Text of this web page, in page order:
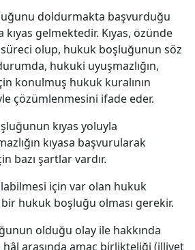
doldurmakta başvurduğu
gelmektedir. Kıyas, özünde
olup, hukuk boşluğunun söz
hukuki uyuşmazlığın,
konulmuş hukuk kuralının
çözümlenmesini ifade eder.
kıyas yoluyla
kıyasa başvurularak
bazı şartlar vardır.
için var olan hukuk
hukuk boşluğu olması gerekir.
olduğu olay ile hakkında
arasında amaç birlikteliği (illiyet